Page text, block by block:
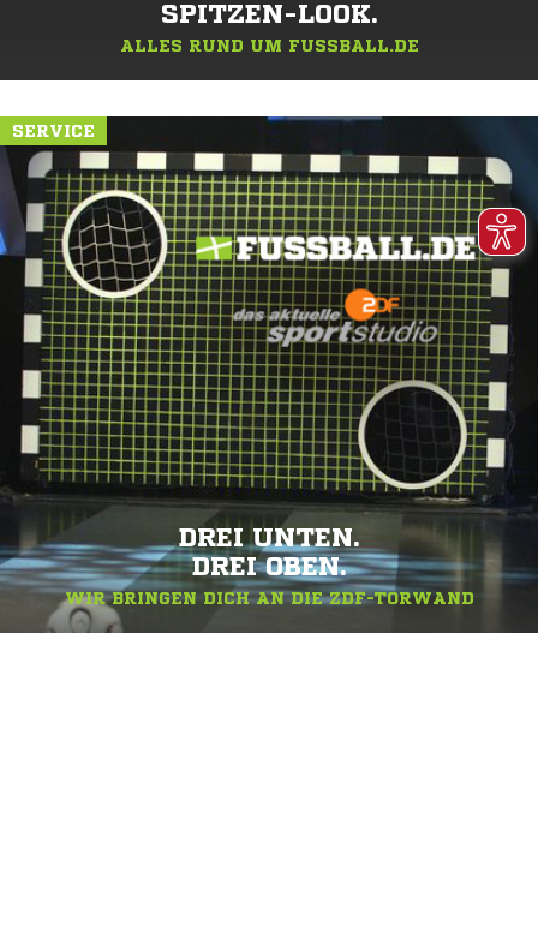
SPITZEN-LOOK.
ALLES RUND UM FUSSBALL.DE
SERVICE
DREI UNTEN.
DREI OBEN.
WIR BRINGEN DICH AN DIE ZDF-TORWAND